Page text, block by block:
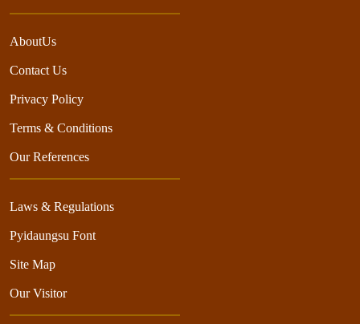
AboutUs
Contact Us
Privacy Policy
Terms & Conditions
Our References
Laws & Regulations
Pyidaungsu Font
Site Map
Our Visitor